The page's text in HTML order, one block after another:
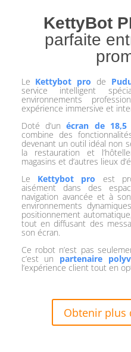
KettyBot
parfaite
Le Kettybot pro de
service intelligent
environnements
expérience immersive et
Doté d’unécran de 18,5
combine des
devenant un outil idéal non
la restauration et
magasins et d’autres lieux
Le Kettybot pro est
aisément dans des
navigation avancée et à
environnements
positionnement
tout en diffusant des
son écran.
Ce robot n’est pas
c’est un partenaire
l’expérience client tout en
Obtenir plus